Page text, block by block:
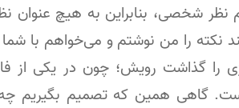
نظر شخصی، بنابراین به هیچ
نکته را من نوشتم و می‌خواهم با شما
را گذاشت رویش؛ چون در یکی از
گاهی همین که تصمیم بگیریم